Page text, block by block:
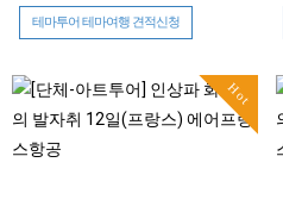
테마투어 테마여행 견적신청
Hot